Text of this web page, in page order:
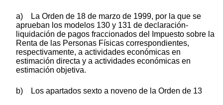
a) La Orden de 18 de marzo de 1999, por la que se
aprueban los modelos 130 y 131 de declaración-
liquidación de pagos fraccionados del Impuesto sobre la
Renta de las Personas Físicas correspondientes,
respectivamente, a actividades económicas en
estimación directa y a actividades económicas en
estimación objetiva.
b) Los apartados sexto a noveno de la Orden de 13